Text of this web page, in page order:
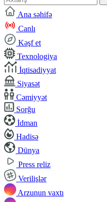
Ana səhifə
Canlı
Kəşf et
Texnologiya
İqtisadiyyat
Siyasət
Cəmiyyət
Sorğu
İdman
Hadisə
Dünya
Press reliz
Verilişlər
Arzunun vaxtı